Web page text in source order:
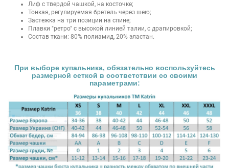
Лиф с твердой чашкой, на косточке;
Тонкая, регулируемая бретель через шею;
Застежка на три позиции на спине;
Плавки "ретро" с высокой линией талии, с драпировкой;
Состав ткани: 80% полиамид, 20% эластан.
При выборе купальника, обязательно воспользуйтесь
размерной сеткой в соответствии со своими
параметрами: